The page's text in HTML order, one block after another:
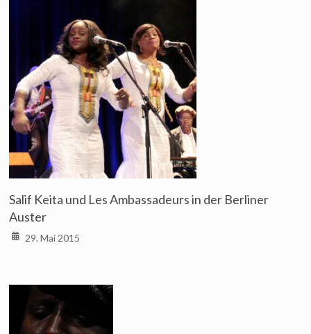
Salif Keita und Les Ambassadeurs in der Berliner
Auster
29. Mai 2015